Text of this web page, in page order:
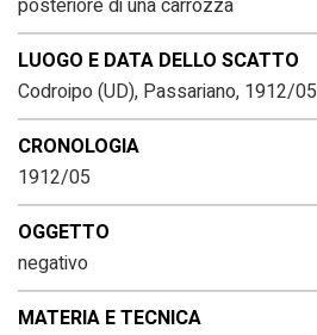
posteriore di una carrozza
LUOGO E DATA DELLO SCATTO
Codroipo (UD), Passariano, 1912/05
CRONOLOGIA
1912/05
OGGETTO
negativo
MATERIA E TECNICA